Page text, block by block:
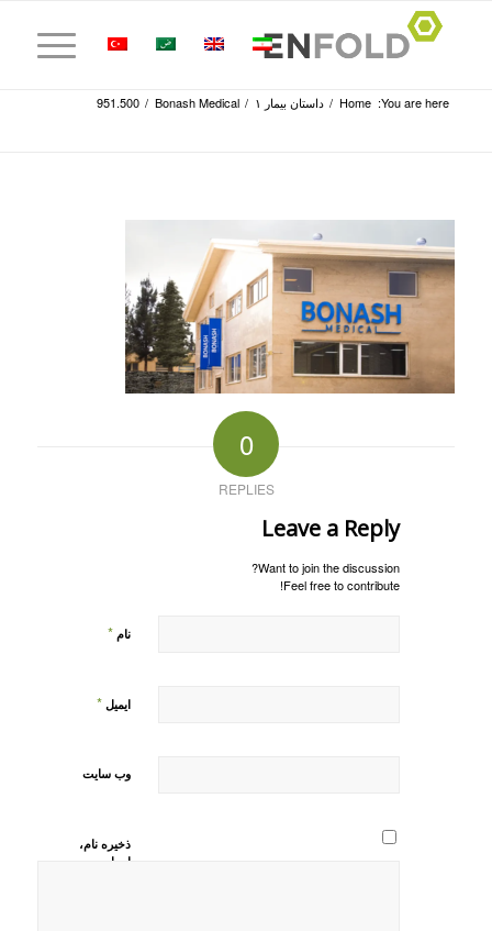
You are here:
Home
/ داستان بیمار ۱ /
Bonash Medical
/
951.500
0
REPLIES
Leave a Reply
Want to join the discussion?
Feel free to contribute!
نام *
ایمیل *
وب‌ سایت
ذخیره نام،
ایمیل و